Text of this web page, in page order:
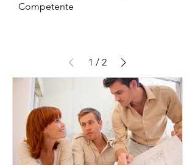
Competente
1 / 2